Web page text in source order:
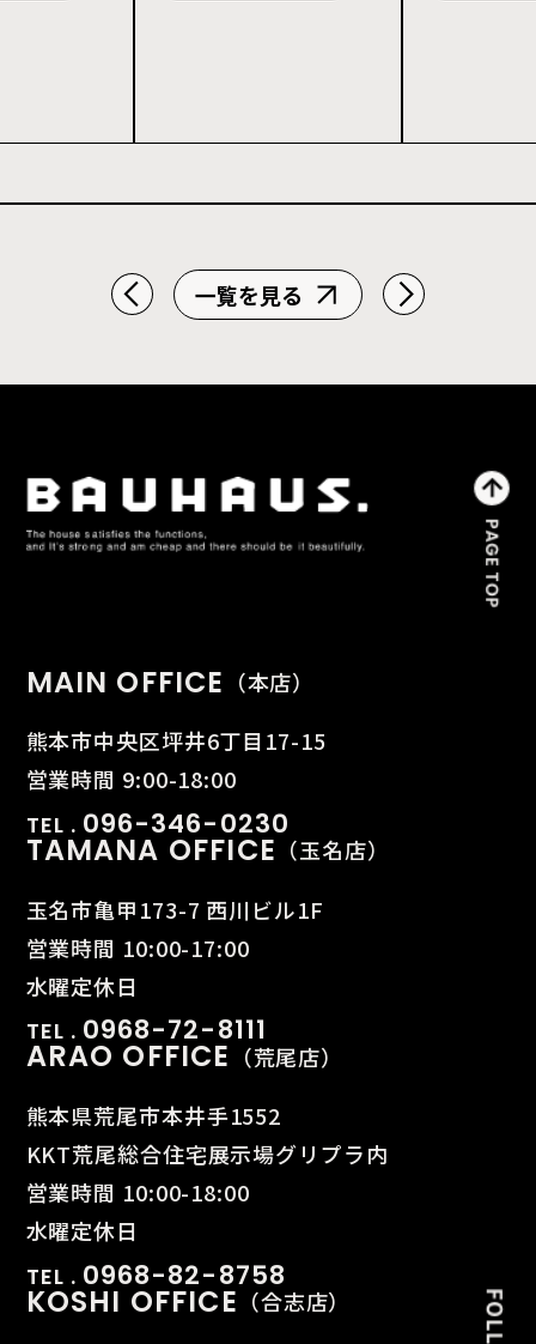
一覧を見る
MAIN OFFICE （本店）
熊本市中央区坪井6丁目17-15
営業時間 9:00-18:00
TEL . 096-346-0230
TAMANA OFFICE （玉名店）
玉名市亀甲173-7 西川ビル1F
営業時間 10:00-17:00
水曜定休日
TEL . 0968-72-8111
ARAO OFFICE （荒尾店）
熊本県荒尾市本井手1552
KKT荒尾総合住宅展示場グリプラ内
営業時間 10:00-18:00
水曜定休日
TEL . 0968-82-8758
KOSHI OFFICE （合志店）